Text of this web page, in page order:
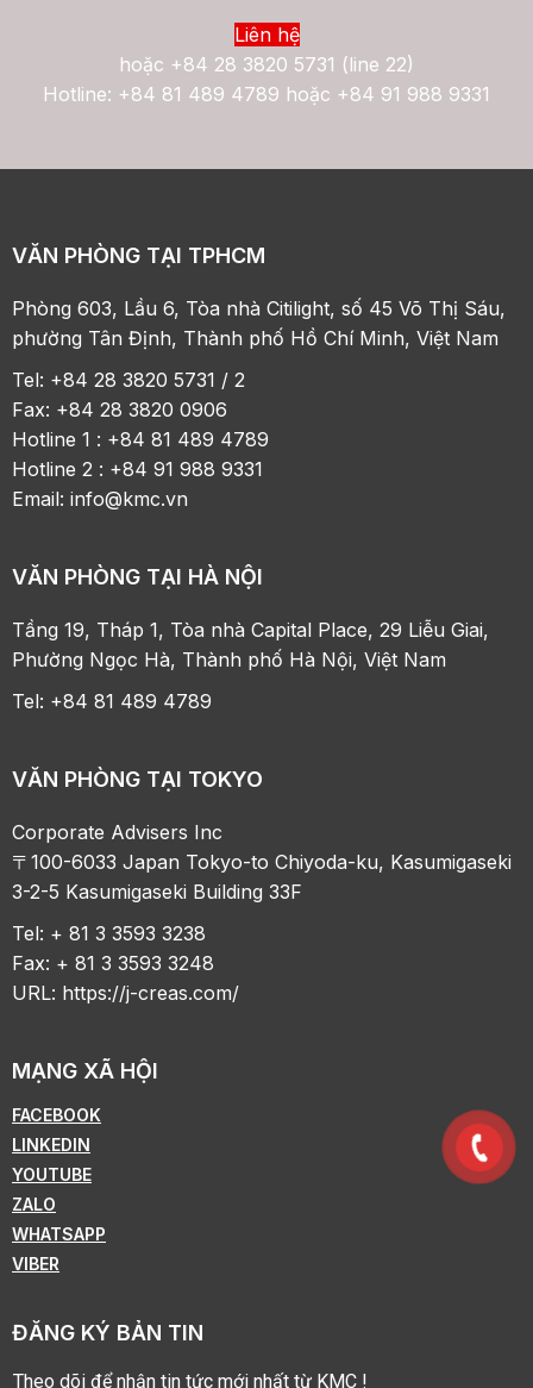
Liên hệ
hoặc +84 28 3820 5731 (line 22)
Hotline: +84 81 489 4789 hoặc +84 91 988 9331
VĂN PHÒNG TẠI TPHCM
Phòng 603, Lầu 6, Tòa nhà Citilight, số 45 Võ Thị Sáu,
phường Tân Định, Thành phố Hồ Chí Minh, Việt Nam
Tel: +84 28 3820 5731 / 2
Fax: +84 28 3820 0906
Hotline 1 : +84 81 489 4789
Hotline 2 : +84 91 988 9331
Email:info@kmc.vn
VĂN PHÒNG TẠI HÀ NỘI
Tầng 19, Tháp 1, Tòa nhà Capital Place, 29 Liễu Giai,
Phường Ngọc Hà, Thành phố Hà Nội, Việt Nam
Tel: +84 81 489 4789
VĂN PHÒNG TẠI TOKYO
Corporate Advisers Inc
〒100-6033 Japan Tokyo-to Chiyoda-ku, Kasumigaseki
3-2-5 Kasumigaseki Building 33F
Tel: + 81 3 3593 3238
Fax: + 81 3 3593 3248
URL: https://j-creas.com/
MẠNG XÃ HỘI
FACEBOOK
LINKEDIN
YOUTUBE
ZALO
WHATSAPP
VIBER
ĐĂNG KÝ BẢN TIN
Theo dõi để nhận tin tức mới nhất từ KMC !